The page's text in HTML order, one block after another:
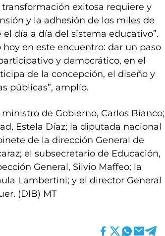
exitosa requiere y
y la adhesión de los miles de
día a día del sistema educativo”.
hoy en este encuentro: dar un paso
y democrático, en el
de la concepción, el diseño y
públicas”, amplío.
de Gobierno, Carlos Bianco;
Estela Díaz; la diputada nacional
de la dirección General de
el subsecretario de Educación,
General, Silvio Maffeo; la
Lambertini; y el director General
(DIB) MT